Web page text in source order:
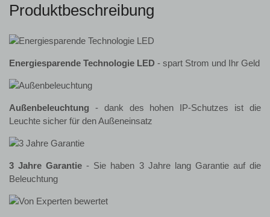
Produktbeschreibung
Energiesparende Technologie LED - spart Strom und Ihr Geld
Außenbeleuchtung - dank des hohen IP-Schutzes ist die
Leuchte sicher für den Außeneinsatz
3 Jahre Garantie - Sie haben 3 Jahre lang Garantie auf die
Beleuchtung